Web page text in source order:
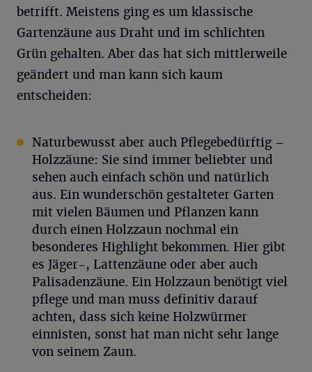
betrifft. Meistens ging es um klassische
Gartenzäune aus Draht und im schlichten
Grün gehalten. Aber das hat sich mittlerweile
geändert und man kann sich kaum
entscheiden:
Naturbewusst aber auch Pflegebedürftig –
Holzzäune: Sie sind immer beliebter und
sehen auch einfach schön und natürlich
aus. Ein wunderschön gestalteter Garten
mit vielen Bäumen und Pflanzen kann
durch einen Holzzaun nochmal ein
besonderes Highlight bekommen. Hier gibt
es Jäger-, Lattenzäune oder aber auch
Palisadenzäune. Ein Holzzaun benötigt viel
pflege und man muss definitiv darauf
achten, dass sich keine Holzwürmer
einnisten, sonst hat man nicht sehr lange
von seinem Zaun.